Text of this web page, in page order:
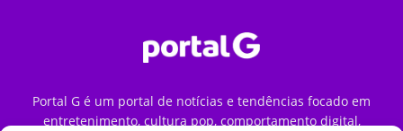
Portal G é um portal de notícias e tendências focado em
entretenimento, cultura pop, comportamento digital,